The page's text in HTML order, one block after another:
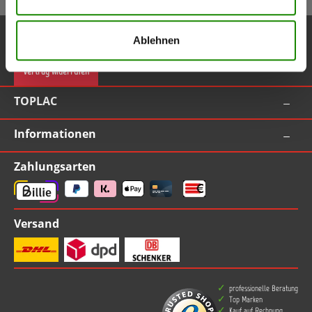
Ablehnen
Vertrag widerrufen
TOPLAC
Informationen
Zahlungsarten
Versand
professionelle Beratung
Top Marken